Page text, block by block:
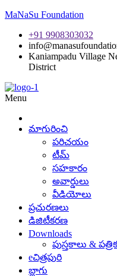
MaNaSu Foundation
+91 9908303032
Kaniampadu Village
District
Menu
మాగురించి
పరిచయం
టీమ్
సహకారం
అవార్డులు
వీడియోలు
ప్రచురణలు
డిజిటీకరణ
Downloads
పుస్తకాలు &
eచిత్రపురి
బ్లాగు